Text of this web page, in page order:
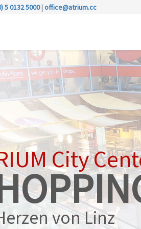
5 0132 5000|office@atrium.cc
City
von Linz